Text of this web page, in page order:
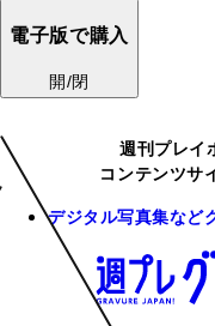
電子版で購入
開/閉
週刊プレイ
コンテンツサ
デジタル写真集など